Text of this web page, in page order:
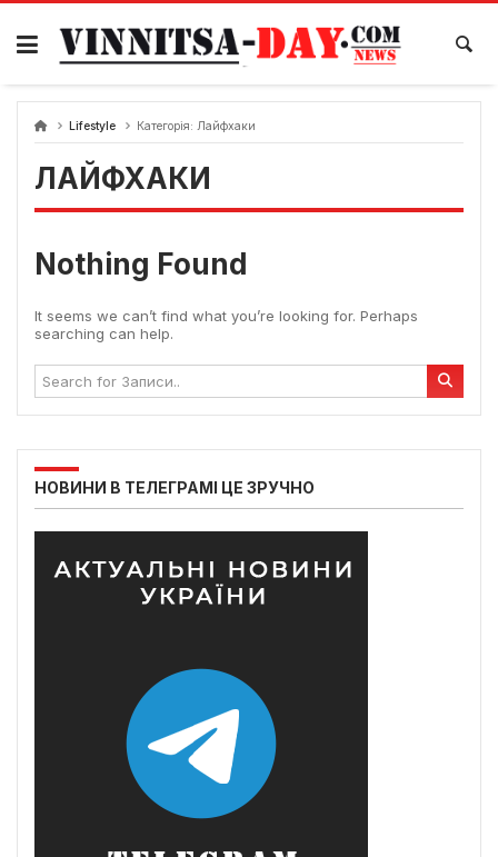
Skip
content
Lifestyle Категорія: Лайфхаки
ЛАЙФХАКИ
Nothing Found
It seems we can’t find what you’re looking for. Perhaps
searching can help.
НОВИНИ В ТЕЛЕГРАМІ ЦЕ ЗРУЧНО